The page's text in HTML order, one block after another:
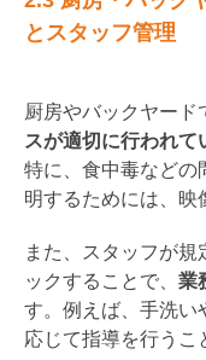
とスタッフ管理
厨房やバックヤード
スが適切に行われて
特に、食中毒などの
明するためには、映
また、スタッフが
ックすることで、 業
す。例えば、手洗い
応じて指導を行うこ